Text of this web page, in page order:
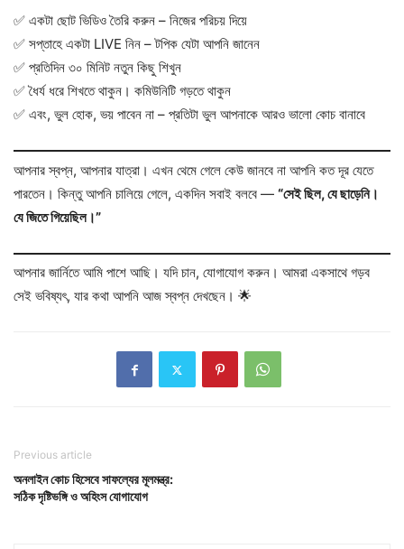
✅ একটা ছোট ভিডিও তৈরি করুন – নিজের পরিচয় দিয়ে
✅ সপ্তাহে একটা LIVE নিন – টপিক যেটা আপনি জানেন
✅ প্রতিদিন ৩০ মিনিট নতুন কিছু শিখুন
✅ ধৈর্য ধরে শিখতে থাকুন। কমিউনিটি গড়তে থাকুন
✅ এবং, ভুল হোক, ভয় পাবেন না – প্রতিটা ভুল আপনাকে আরও ভালো কোচ বানাবে
আপনার স্বপ্ন, আপনার যাত্রা। এখন থেমে গেলে কেউ জানবে না আপনি কত দূর যেতে
পারতেন। কিন্তু আপনি চালিয়ে গেলে, একদিন সবাই বলবে — “সেই ছিল, যে ছাড়েনি।
যে জিতে গিয়েছিল।”
আপনার জার্নিতে আমি পাশে আছি। যদি চান, যোগাযোগ করুন। আমরা একসাথে গড়ব
সেই ভবিষ্যৎ, যার কথা আপনি আজ স্বপ্ন দেখছেন। 🌟
Previous article
অনলাইন কোচ হিসেবে সাফল্যের মূলমন্ত্র:
সঠিক দৃষ্টিভঙ্গি ও অহিংস যোগাযোগ